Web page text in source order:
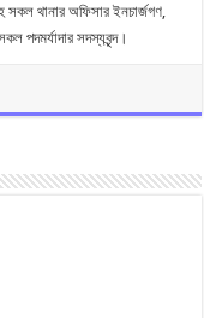
থানার অফিসার ইনচার্জগণ,
পদমর্যাদার সদস্যবৃন্দ।